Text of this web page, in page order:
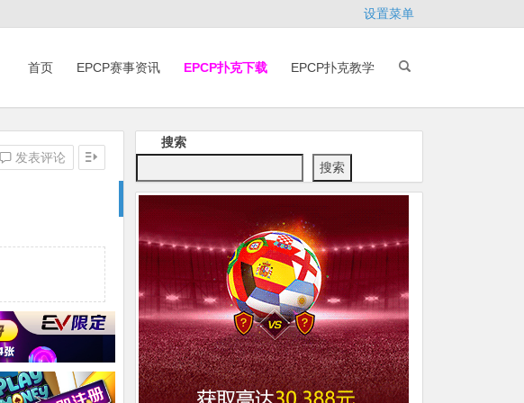
设置菜单
首页 EPCP赛事资讯 EPCP扑克下载 EPCP扑克教学
发表评论
搜索
搜索